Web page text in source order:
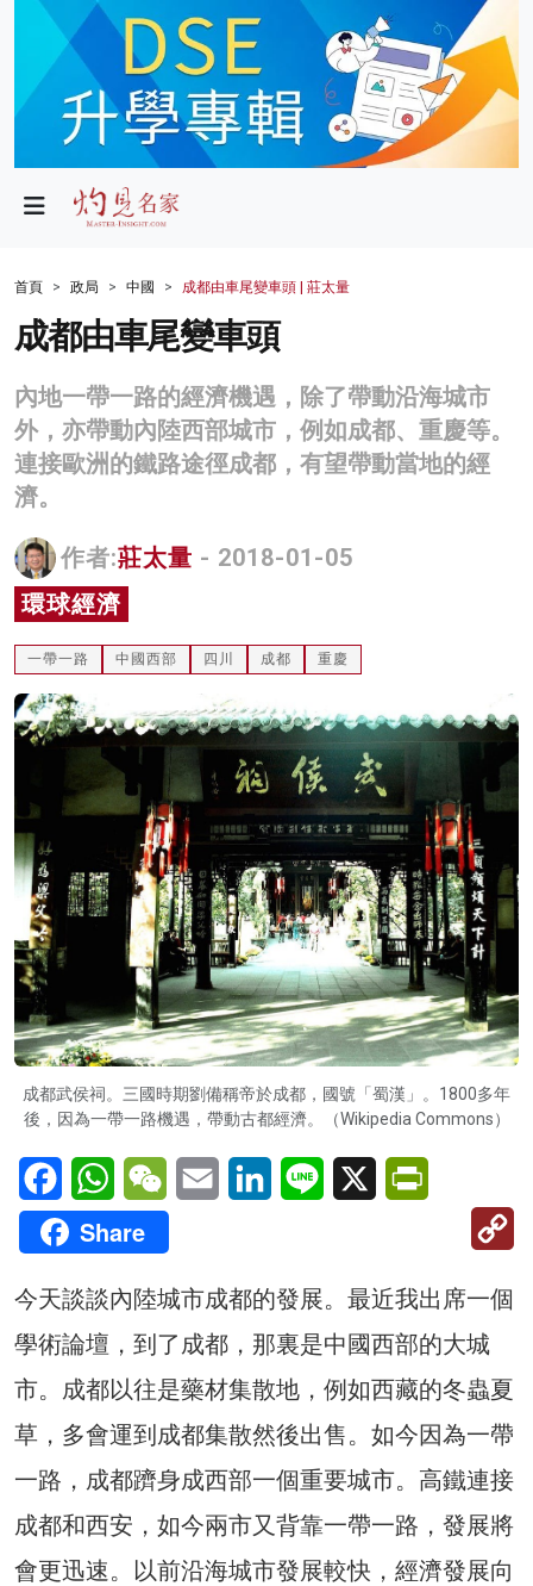
政局
財經
生活
商業
科技
名家榜
灼見活動
關於我們
首頁 政局 中國 成都由車尾變車頭 | 莊太量
成都由車尾變車頭
內地一帶一路的經濟機遇，除了帶動沿海城市
外，亦帶動內陸西部城市，例如成都、重慶等。
連接歐洲的鐵路途徑成都，有望帶動當地的經
濟。
作者:莊太量 - 2018-01-05
環球經濟
一帶一路 中國西部 四川 成都 重慶
成都武侯祠。三國時期劉備稱帝於成都，國號「蜀漢」。1800多年
後，因為一帶一路機遇，帶動古都經濟。（Wikipedia Commons）
FacebookWhatsAppWeChatEmail LinkedInLine X
Share
今天談談內陸城市成都的發展。最近我出席一個
學術論壇，到了成都，那裏是中國西部的大城
市。成都以往是藥材集散地，例如西藏的冬蟲夏
草，多會運到成都集散然後出售。如今因為一帶
一路，成都躋身成西部一個重要城市。高鐵連接
成都和西安，如今兩市又背靠一帶一路，發展將
會更迅速。以前沿海城市發展較快，經濟發展向